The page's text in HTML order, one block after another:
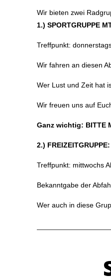
Wir bieten zwei
1.) SPORTGRUPPE
Treffpunkt:
Wir fahren an diesen
Wer Lust und Zeit hat
Wir freuen uns auf
Ganz wichtig: BITTE
2.) FREIZEITGRUPPE:
Treffpunkt: mittwochs
Bekanntgabe der
Wer auch in diese